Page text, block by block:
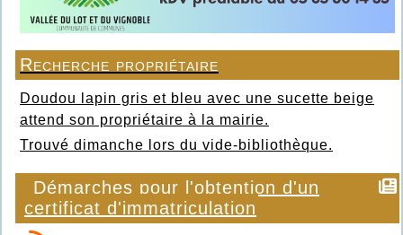
Recherche propriétaire
Doudou lapin gris et bleu avec une sucette beige
attend son propriétaire à la mairie.
Trouvé dimanche lors du vide-bibliothèque.
Démarches pour l'obtention d'un
certificat d'immatriculation